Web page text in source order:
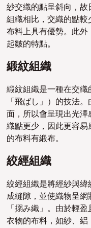
紗交織的點呈斜向，
組織相比，交織的點
布料上具有優勢。此
起皺的特點。
緞紋組織
緞紋組織是一種在交
「飛ばし」）的技法
面，所以會呈現出光
織點更少，因此更容
的布料有緞布。
絞經組織
絞經組織是將經紗與
成縫隙，並使織物呈
「搦み織」。由於輕
衣物的布料，如紗、絽